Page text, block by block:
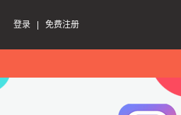
登录 免费注册